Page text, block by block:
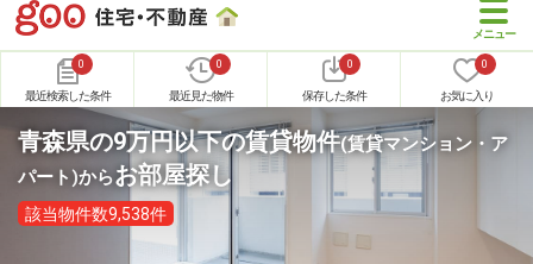
0
最近検索した条件
0
最近見た物件
0
保存した条件
0
お気に入り
青森県の9万円以下の賃貸物件(賃貸マンション・ア
パート)からお部屋探し
該当物件数9,538件